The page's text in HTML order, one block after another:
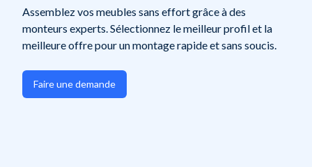
Assemblez vos meubles sans effort grâce à des
monteurs experts. Sélectionnez le meilleur profil et la
meilleure offre pour un montage rapide et sans soucis.
Faire une demande